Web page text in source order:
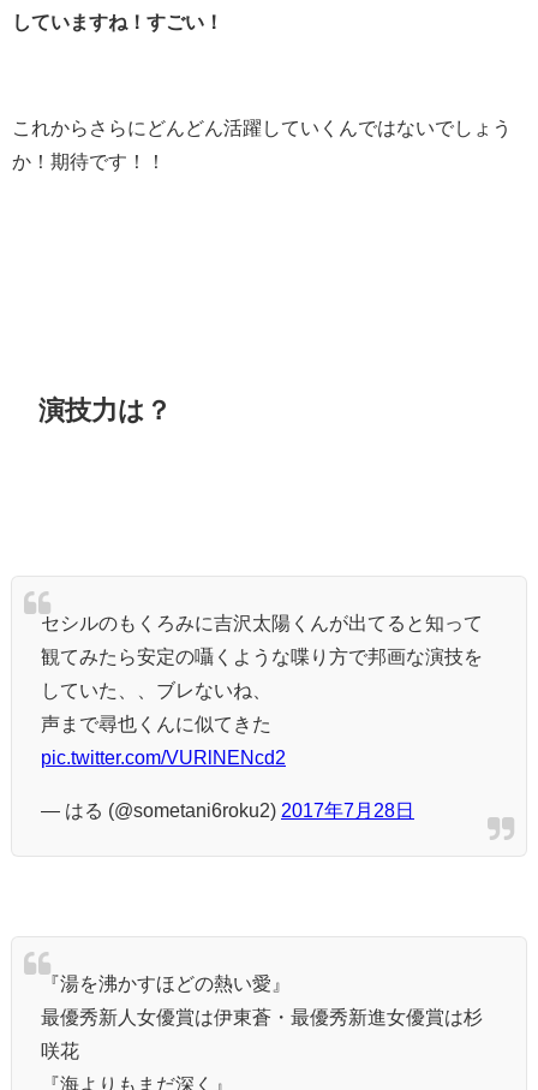
していますね！すごい！
これからさらにどんどん活躍していくんではないでしょう
か！期待です！！
演技力は？
セシルのもくろみに吉沢太陽くんが出てると知って
観てみたら安定の囁くような喋り方で邦画な演技を
していた、、ブレないね、
声まで尋也くんに似てきた
pic.twitter.com/VURlNENcd2
— はる (@sometani6roku2) 2017年7月28日
『湯を沸かすほどの熱い愛』
最優秀新人女優賞は伊東蒼・最優秀新進女優賞は杉
咲花
『海よりもまだ深く』